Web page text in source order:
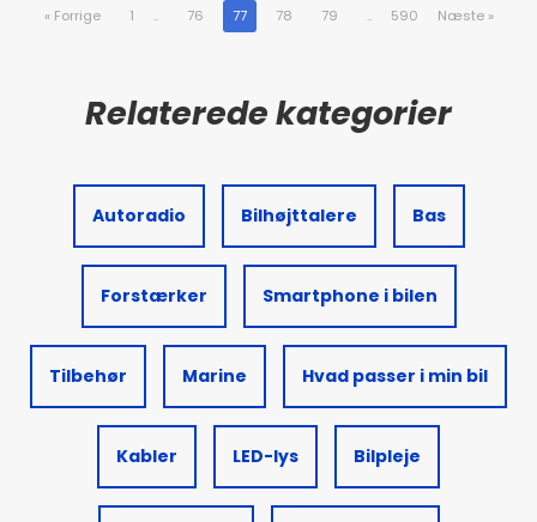
« Forrige 1 .. 76 77 78 79 .. 590 Næste »
Autoradio Bilhøjttalere Bas
Forstærker Smartphone i bilen
Tilbehør Marine Hvad passer i min bil
Kabler LED-lys Bilpleje